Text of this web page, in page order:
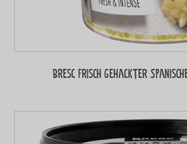
Bresc Frisch gehackter